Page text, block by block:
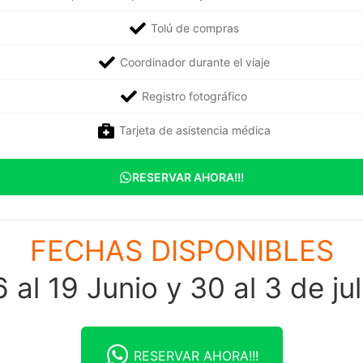
Tolú de compras
Coordinador durante el viaje
Registro fotográfico
Tarjeta de asistencia médica
RESERVAR AHORA!!!
FECHAS DISPONIBLES
al 19 Junio y 30 al 3 de
RESERVAR AHORA!!!